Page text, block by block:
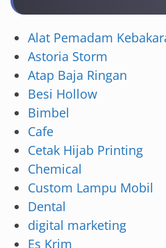
Alat Pemadam
Astoria Storm
Atap Baja Ringan
Besi Hollow
Bimbel
Cafe
Cetak Hijab Printing
Chemical
Custom Lampu Mobil
Dental
digital marketing
Es Krim